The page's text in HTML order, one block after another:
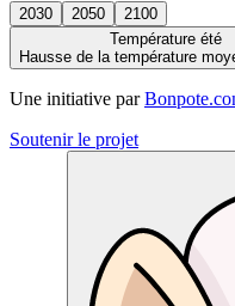
2030 2050
2100
Température été
Hausse de la température
Une initiative par
Soutenir le projet